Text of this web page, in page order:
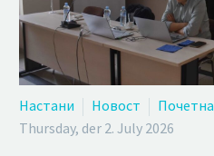
Настани Новост
Почетна
Thursday, der 2. July 2026